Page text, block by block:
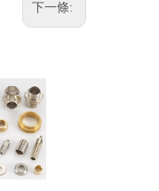
下一條: